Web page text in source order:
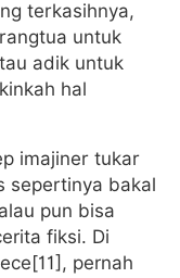
terkasihnya,
untuk
adik untuk
hal
imajiner tukar
sepertinya bakal
pun bisa
fiksi. Di
pernah